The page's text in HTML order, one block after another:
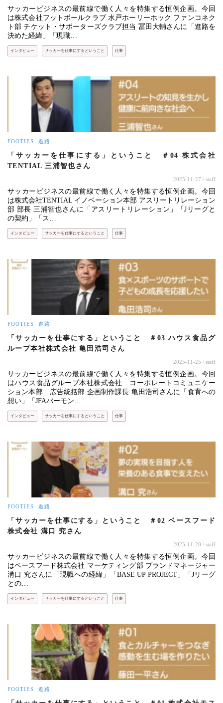
サッカービジネスの最前線で働く人々を特集する恒例企画。今回
は株式会社フットボールクラブ 水戸ホーリーホック ファンコネク
ト部 チケット・サポーターズクラブ担当 冨田大輔さんに「進路を
決めた経緯」「現職…
インタビュー サッカーを仕事にするということ 仕事
FOOTIES 進路
「サッカーを仕事にする」ということ ＃04 株式会社
TENTIAL 三浦智也さん
2025-11-27 / staff
サッカービジネスの最前線で働く人々を特集する恒例企画。今回
は株式会社TENTIAL イノベーション本部 アスリートリレーション
部 部長 三浦智也さんに「アスリートリレーション」「Jリーグと
の契約」「ス…
インタビュー サッカーを仕事にするということ 仕事
FOOTIES 進路
「サッカーを仕事にする」ということ ＃03 ハウス食品グ
ループ本社株式会社 亀田浩司さん
2025-11-25 / staff
サッカービジネスの最前線で働く人々を特集する恒例企画。今回
はハウス食品グループ本社株式会社 コーポレートコミュニケー
ション本部 広告統括部 企画制作課長 亀田浩司さんに「食育への
想い」「JFAバーモン…
インタビュー サッカーを仕事にするということ 仕事
FOOTIES 進路
「サッカーを仕事にする」ということ ＃02 ベースフード
株式会社 溝口 究さん
2025-11-20 / staff
サッカービジネスの最前線で働く人々を特集する恒例企画。今回
はベースフード株式会社 マーケティング部 ブランドマネージャー
溝口 究さんに「現職への経緯」「BASE UP PROJECT」「Jリーグ
との…
インタビュー サッカーを仕事にするということ 仕事
FOOTIES 進路